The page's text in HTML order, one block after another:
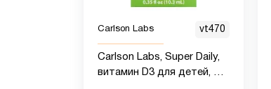
Carlson Labs vt470
Carlson Labs, Super Daily,
витамин D3 для детей, 10